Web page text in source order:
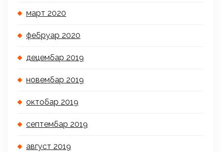
март 2020
фебруар 2020
децембар 2019
новембар 2019
октобар 2019
септембар 2019
август 2019